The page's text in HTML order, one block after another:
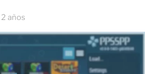
2 años